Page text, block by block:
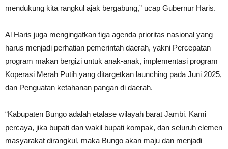
mendukung kita rangkul ajak bergabung,” ucap Gubernur Haris.
Al Haris juga mengingatkan tiga agenda prioritas nasional yang
harus menjadi perhatian pemerintah daerah, yakni Percepatan
program makan bergizi untuk anak-anak, implementasi program
Koperasi Merah Putih yang ditargetkan launching pada Juni 2025,
dan Penguatan ketahanan pangan di daerah.
“Kabupaten Bungo adalah etalase wilayah barat Jambi. Kami
percaya, jika bupati dan wakil bupati kompak, dan seluruh elemen
masyarakat dirangkul, maka Bungo akan maju dan menjadi